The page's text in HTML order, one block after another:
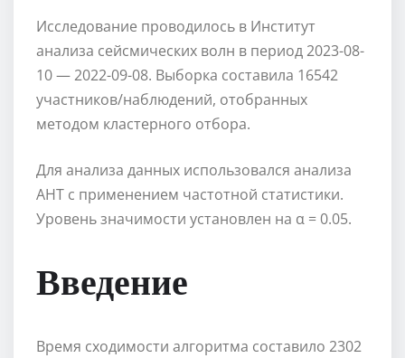
Исследование проводилось в Институт
анализа сейсмических волн в период 2023-08-
10 — 2022-09-08. Выборка составила 16542
участников/наблюдений, отобранных
методом кластерного отбора.
Для анализа данных использовался анализа
AHT с применением частотной статистики.
Уровень значимости установлен на α = 0.05.
Введение
Время сходимости алгоритма составило 2302